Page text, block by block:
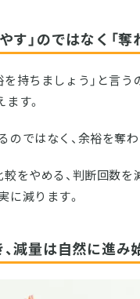
す」のではなく「奪
持ちましょう」と言う
す。
ではなく、余裕を奪わ
をやめる、判断回数を
に減ります。
減量は自然に進み